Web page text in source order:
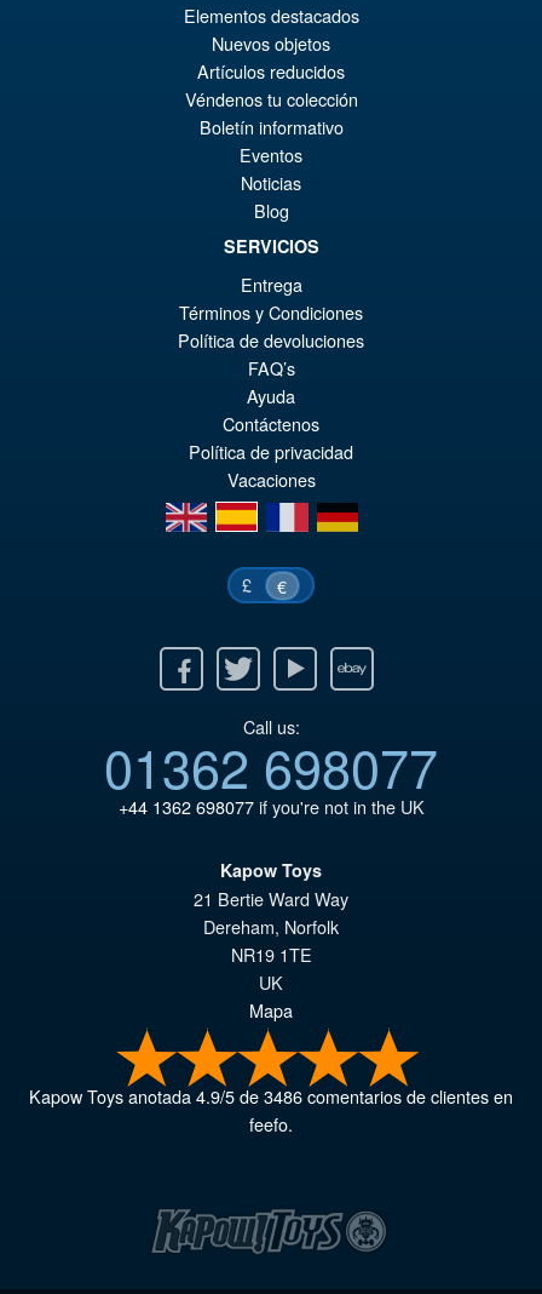
Elementos destacados
Nuevos objetos
Artículos reducidos
Véndenos tu colección
Boletín informativo
Eventos
Noticias
Blog
SERVICIOS
Entrega
Términos y Condiciones
Política de devoluciones
FAQ’s
Ayuda
Contáctenos
Política de privacidad
Vacaciones
en
es fr de
£ €
Twitter Youtube Ebay
Call us:
01362 698077
+44 1362 698077if you're not in the UK
Kapow Toys
21 Bertie Ward Way
Dereham, Norfolk
NR19 1TE
UK
Mapa
Kapow Toysanotada4.9/5de3486comentarios de clientes en
feefo.